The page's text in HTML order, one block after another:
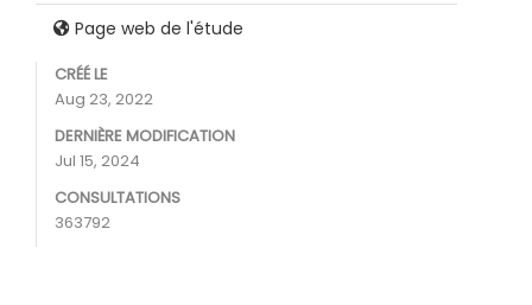
Page web de l'étude
CRÉÉ LE
Aug 23, 2022
DERNIÈRE MODIFICATION
Jul 15, 2024
CONSULTATIONS
363792